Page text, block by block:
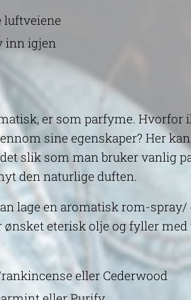
luftveiene
inn igjen
er som parfyme.
sine egenskaper? Her
slik som man bruker vanlig
den naturlige duften.
lage en aromatisk rom-
eterisk olje og fyller
eller Cederwood